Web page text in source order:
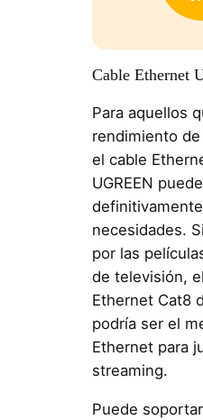
Cable Ethernet
Para aquellos
rendimiento
el cable
UGREEN
necesidades.
por las
de televisión,
Ethernet Cat8
podría ser el
Ethernet para
streaming.
Puede